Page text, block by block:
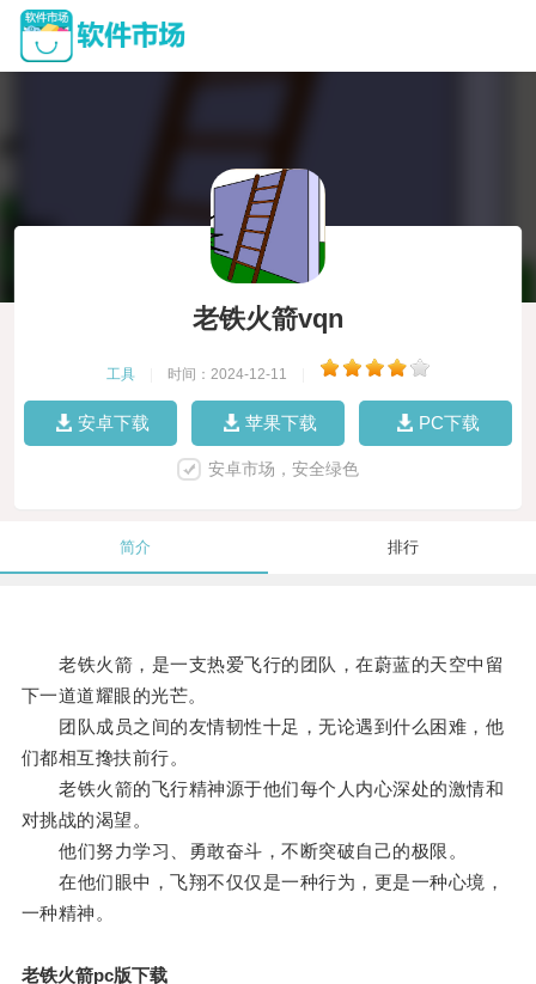
老铁火箭vqn
工具 时间：2024-12-11
安卓下载 苹果下载 PC下载
安卓市场，安全绿色
简介 排行
老铁火箭，是一支热爱飞行的团队，在蔚蓝的天空中留
下一道道耀眼的光芒。
团队成员之间的友情韧性十足，无论遇到什么困难，他
们都相互搀扶前行。
老铁火箭的飞行精神源于他们每个人内心深处的激情和
对挑战的渴望。
他们努力学习、勇敢奋斗，不断突破自己的极限。
在他们眼中，飞翔不仅仅是一种行为，更是一种心境，
一种精神。
老铁火箭pc版下载